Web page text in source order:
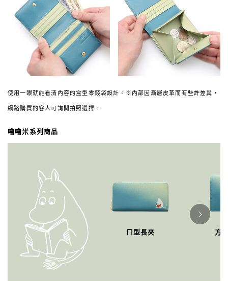
使用一眼就能看清內容的盒型零錢袋設計。※內部因漸層皮革而有些許差異，
網路購買的客人可詢問拍照選擇。
嚕嚕米系列商品
ㄇ型長夾 方